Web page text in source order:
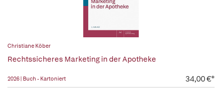
Christiane Köber
Rechtssicheres Marketing in der Apotheke
2026 | Buch - Kartoniert 34,00 €*